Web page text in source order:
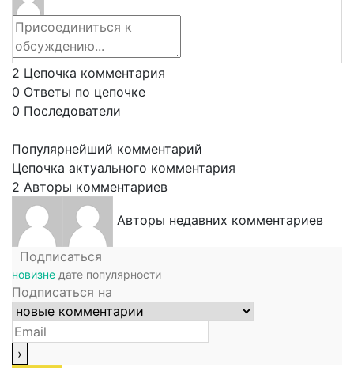
2 Цепочка комментария
0 Ответы по цепочке
0 Последователи
Популярнейший комментарий
Цепочка актуального комментария
2 Авторы комментариев
Авторы недавних комментариев
Подписаться
новизне дате популярности
Подписаться на